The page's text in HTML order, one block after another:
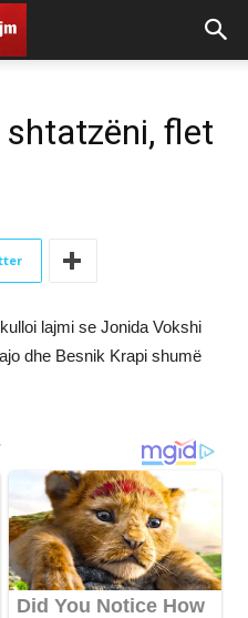
shtatzëni, flet
lajmi se Jonida Vokshi
dhe Besnik Krapi shumë